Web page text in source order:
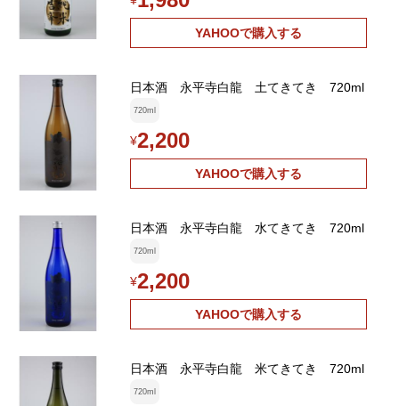
YAHOOで購入する
日本酒 永平寺白龍 土てきてき 720ml
720ml
¥2,200
YAHOOで購入する
日本酒 永平寺白龍 水てきてき 720ml
720ml
¥2,200
YAHOOで購入する
日本酒 永平寺白龍 米てきてき 720ml
720ml